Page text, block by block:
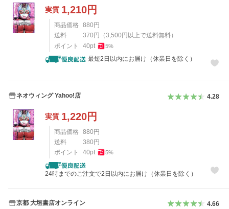
実質 1,210円
商品価格 880 円
送料
370 円 （3,500 円以上で送料無料）
ポイント
40pt 5%
最短2日以内にお届け（休業日を除く）
ネオウィング Yahoo!店 4.28
実質 1,220円
商品価格 880 円
送料
380 円
ポイント
40pt 5%
24時までのご注文で2日以内にお届け（休業日を除く）
京都 大垣書店オンライン 4.66